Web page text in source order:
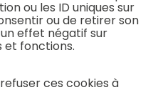
ou les ID uniques sur
ou de retirer son
effet négatif sur
fonctions.
ces cookies à
&
&
(Médecine
Interne)
Neurologie
Neurologie